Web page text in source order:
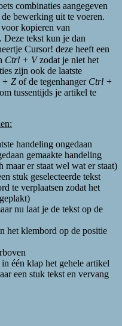
combinaties aangegeven
bewerking uit te voeren.
voor kopieren van
Deze tekst kun je dan
Cursor! deze heeft een
Ctrl + Vzodat je niet het
zijn ook de laatste
+ Z of de tegenhanger Ctrl +
tussentijds je artikel te
handeling ongedaan
gemaakte handeling
er staat wel wat er staat)
stuk geselecteerde tekst
te verplaatsen zodat het
nu laat je de tekst op de
het klembord op de positie
één klap het gehele artikel
een stuk tekst en vervang